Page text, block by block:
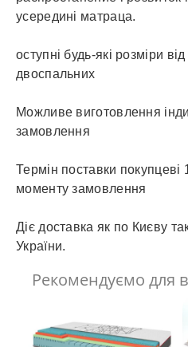
усередині матраца.
оступні будь-які розміри
двоспальних
Можливе виготовлення
замовлення
Термін поставки покупцеві
моменту замовлення
Діє доставка як по Києву
України.
Рекомендуємо для